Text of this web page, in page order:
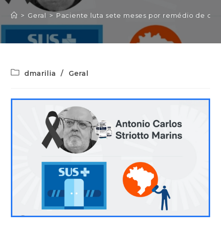
> Geral > Paciente luta sete meses por remédio de
dmarilia / Geral